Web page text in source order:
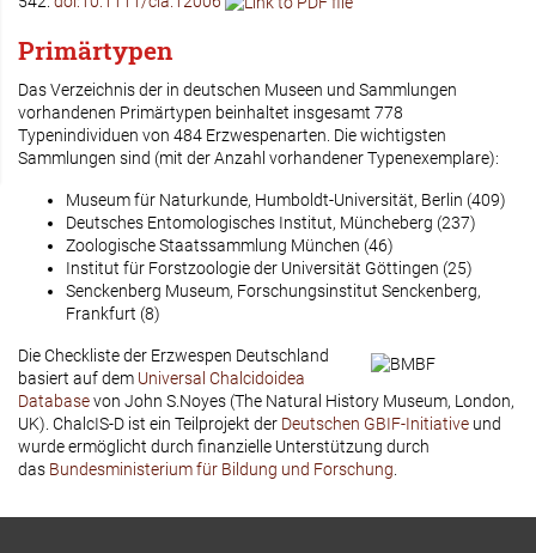
Primärtypen
Das Verzeichnis der in deutschen Museen und Sammlungen
vorhandenen Primärtypen beinhaltet insgesamt 778
Typenindividuen von 484 Erzwespenarten. Die wichtigsten
Sammlungen sind (mit der Anzahl vorhandener Typenexemplare):
Museum für Naturkunde, Humboldt-Universität, Berlin (409)
Deutsches Entomologisches Institut, Müncheberg (237)
Zoologische Staatssammlung München (46)
Institut für Forstzoologie der Universität Göttingen (25)
Senckenberg Museum, Forschungsinstitut Senckenberg,
Frankfurt (8)
Die Checkliste der Erzwespen Deutschland
basiert auf dem Universal Chalcidoidea
Databasevon John S.Noyes (The Natural History Museum, London,
UK). ChalcIS-D ist ein Teilprojekt der Deutschen GBIF-Initiative und
wurde ermöglicht durch finanzielle Unterstützung durch
das Bundesministerium für Bildung und Forschung